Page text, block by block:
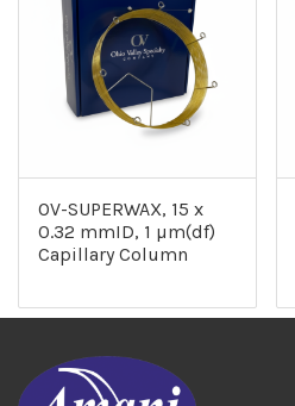
OV-SUPERWAX, 15 x
0.32 mmID, 1 µm(df)
Capillary Column